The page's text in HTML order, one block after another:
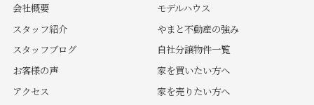
会社概要
スタッフ紹介
スタッフブログ
お客様の声
アクセス
モデルハウス
やまと不動産の強み
自社分譲物件一覧
家を買いたい方へ
家を売りたい方へ